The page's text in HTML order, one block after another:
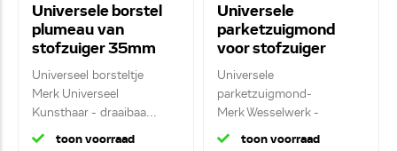
Universele borstel
plumeau van
stofzuiger 35mm
Universeel borsteltje
Merk Universeel
Kunsthaar - draaibaa...
toon voorraad
Universele
parketzuigmond
voor stofzuiger
35mm (K)
Universele
parketzuigmond-
Merk Wesselwerk -
Zuigmond kuns...
toon voorraad